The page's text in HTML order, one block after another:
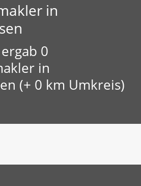
in
0
in
(+ 0 km Umkreis)